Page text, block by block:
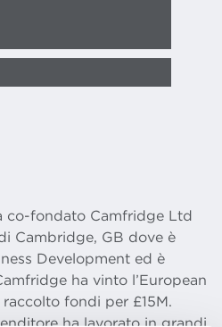
co-fondato Camfridge Ltd
Cambridge, GB dove è
Development ed è
ha vinto l’European
fondi per £15M.
ha lavorato in grandi